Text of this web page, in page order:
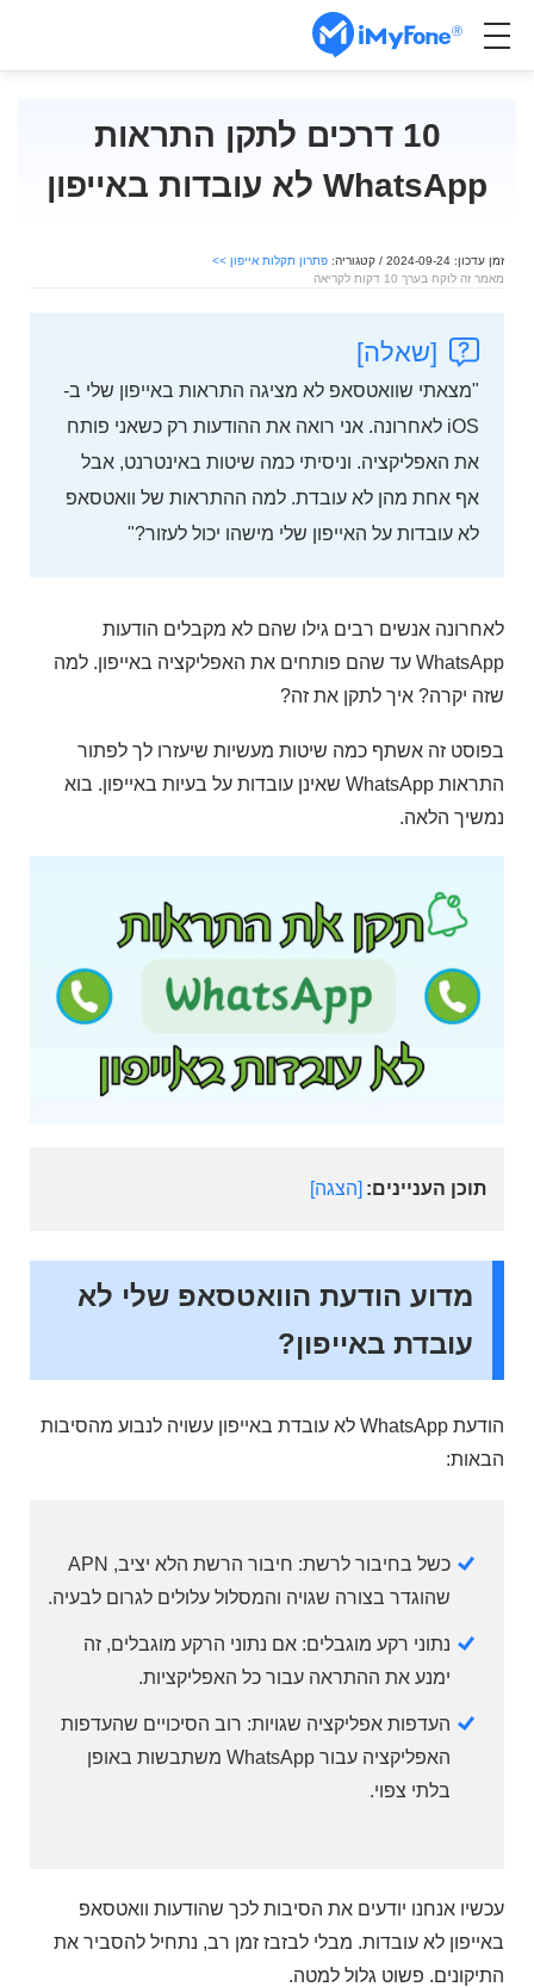
10 דרכים לתקן התראות
WhatsApp לא עובדות באייפון
זמן עדכון: 2024-09-24 / קטגוריה:
פתרון תקלות אייפון >>
מאמר זה לוקח בערך 10 דקות לקריאה
[שאלה]
"מצאתי שוואטסאפ לא מציגה התראות באייפון שלי ב-
iOS לאחרונה. אני רואה את ההודעות רק כשאני פותח
את האפליקציה. וניסיתי כמה שיטות באינטרנט, אבל
אף אחת מהן לא עובדת. למה ההתראות של וואטסאפ
לא עובדות על האייפון שלי מישהו יכול לעזור?"
לאחרונה אנשים רבים גילו שהם לא מקבלים הודעות
WhatsApp עד שהם פותחים את האפליקציה באייפון. למה
שזה יקרה? איך לתקן את זה?
בפוסט זה אשתף כמה שיטות מעשיות שיעזרו לך לפתור
התראות WhatsApp שאינן עובדות על בעיות באייפון. בוא
נמשיך הלאה.
תוכן העניינים: הצגה
מדוע הודעת הוואטסאפ שלי לא
עובדת באייפון?
הודעת WhatsApp לא עובדת באייפון עשויה לנבוע מהסיבות
הבאות:
כשל בחיבור לרשת: חיבור הרשת הלא יציב, APN
שהוגדר בצורה שגויה והמסלול עלולים לגרום לבעיה.
נתוני רקע מוגבלים: אם נתוני הרקע מוגבלים, זה
ימנע את ההתראה עבור כל האפליקציות.
העדפות אפליקציה שגויות: רוב הסיכויים שהעדפות
האפליקציה עבור WhatsApp משתבשות באופן
בלתי צפוי.
עכשיו אנחנו יודעים את הסיבות לכך שהודעות וואטסאפ
באייפון לא עובדות. מבלי לבזבז זמן רב, נתחיל להסביר את
התיקונים. פשוט גלול למטה.